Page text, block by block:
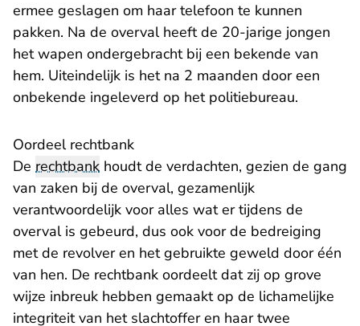
ermee geslagen om haar telefoon te kunnen
pakken. Na de overval heeft de 20-jarige jongen
het wapen ondergebracht bij een bekende van
hem. Uiteindelijk is het na 2 maanden door een
onbekende ingeleverd op het politiebureau.
Oordeel rechtbank
De rechtbank houdt de verdachten, gezien de gang
van zaken bij de overval, gezamenlijk
verantwoordelijk voor alles wat er tijdens de
overval is gebeurd, dus ook voor de bedreiging
met de revolver en het gebruikte geweld door één
van hen. De rechtbank oordeelt dat zij op grove
wijze inbreuk hebben gemaakt op de lichamelijke
integriteit van het slachtoffer en haar twee